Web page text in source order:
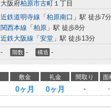
大阪府柏原市古町 １丁目
近鉄道明寺線 「 柏原南口 」駅 徒歩7分
関西本線 「 柏原 」駅 徒歩8分
近鉄大阪線 「 安堂 」駅 徒歩13分
- 階数 - 構造 -
敷金 礼金 間取り 面
0ヶ月 0ヶ月 - -